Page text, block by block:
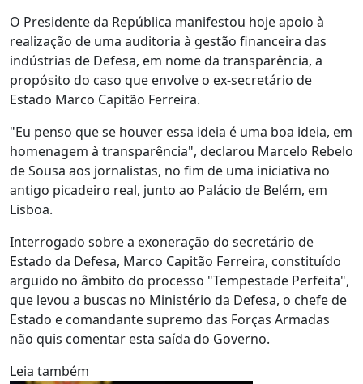
O Presidente da República manifestou hoje apoio à
realização de uma auditoria à gestão financeira das
indústrias de Defesa, em nome da transparência, a
propósito do caso que envolve o ex-secretário de
Estado Marco Capitão Ferreira.
"Eu penso que se houver essa ideia é uma boa ideia, em
homenagem à transparência", declarou Marcelo Rebelo
de Sousa aos jornalistas, no fim de uma iniciativa no
antigo picadeiro real, junto ao Palácio de Belém, em
Lisboa.
Interrogado sobre a exoneração do secretário de
Estado da Defesa, Marco Capitão Ferreira, constituído
arguido no âmbito do processo "Tempestade Perfeita",
que levou a buscas no Ministério da Defesa, o chefe de
Estado e comandante supremo das Forças Armadas
não quis comentar esta saída do Governo.
Leia também